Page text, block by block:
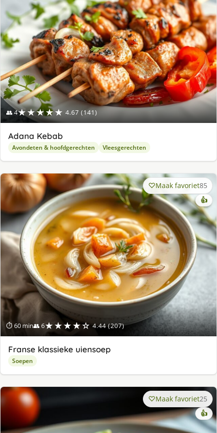
👥 4★★★★★ 4.67 (141)
Adana Kebab
Avondeten & hoofdgerechten Vleesgerechten
⏱ 60 min👥 6★★★★☆ 4.44 (207)
Maak favoriet85
👍
Franse klassieke uiensoep
Soepen
Maak favoriet25
👍